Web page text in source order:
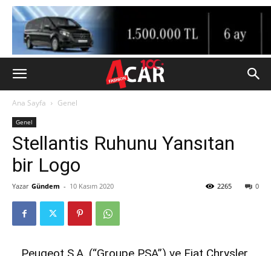
Ana Sayfa Genel
Genel
Stellantis Ruhunu Yansıtan
bir Logo
Yazar Gündem - 10 Kasım 2020 0
2265